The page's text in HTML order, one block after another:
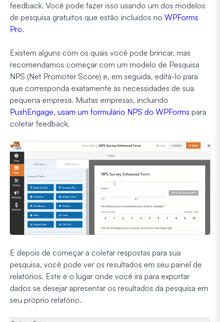
feedback. Você pode fazer isso usando um dos modelos
de pesquisa gratuitos que estão incluídos no WPForms
Pro.
Existem alguns com os quais você pode brincar, mas
recomendamos começar com um modelo de Pesquisa
NPS (Net Promoter Score) e, em seguida, editá-lo para
que corresponda exatamente às necessidades de sua
pequena empresa. Muitas empresas, incluindo
PushEngage, usam um formulário NPS do WPForms para
coletar feedback.
E depois de começar a coletar respostas para sua
pesquisa, você pode ver os resultados em seu painel de
relatórios. Este é o lugar onde você irá para exportar
dados se desejar apresentar os resultados da pesquisa em
seu próprio relatório.